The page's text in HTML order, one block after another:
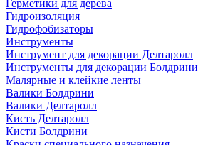
Герметики для дерева
Гидроизоляция
Гидрофобизаторы
Инструменты
Инструмент для декорации Делтаролл
Инструменты для декорации Болдрини
Малярные и клейкие ленты
Валики Болдрини
Валики Делтаролл
Кисть Делтаролл
Кисти Болдрини